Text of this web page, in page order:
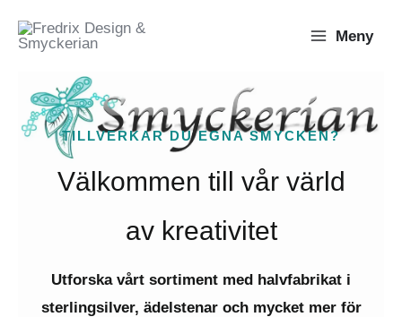
Meny
TILLVERKAR DU EGNA SMYCKEN?
Välkommen till vår värld
av kreativitet
Utforska vårt sortiment med halvfabrikat i
sterlingsilver, ädelstenar och mycket mer för